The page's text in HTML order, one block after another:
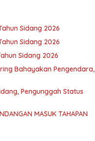
Sidang 2026
Sidang 2026
Sidang 2026
Bahayakan Pengendara,
Pengunggah Status
MASUK TAHAPAN